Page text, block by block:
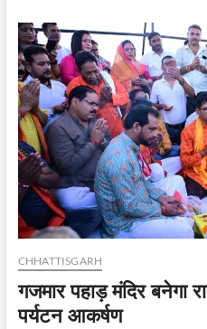
कृषि
उपज
मंडी
में
आयोजित
हुआ
समाधान
शिविर
CHHATTISGARH
गजमार पहाड़ मंदिर बनेगा
पर्यटन आकर्षण